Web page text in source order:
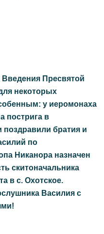
Пресвятой
некоторых
у иеромонаха
пострига в
поздравили братия и
по
Никанора назначен
скитоначальника
в с. Охотское.
Василия с